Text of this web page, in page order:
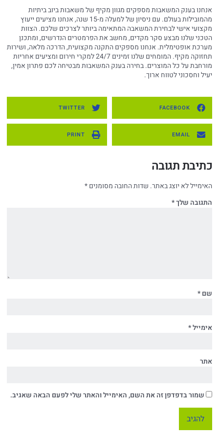
אנחנו בענק המשאבות מספקים מגוון מקיף של משאבות ביוב ביתיות
מהמובילות בעולם. עם ניסיון של למעלה מ-15 שנה, אנחנו מציעים ייעוץ
מקצועי אישי לבחירת המשאבה המתאימה ביותר לצרכים שלכם. הצוות
הטכני שלנו מבצע סקר מקדים, מחשב את הפרמטרים הנדרשים, ומתכנן
מערכת אופטימלית. אנחנו מספקים התקנה מקצועית, הדרכה מלאה, ושירות
תחזוקה מקיף. המומחים שלנו זמינים 24/7 למקרי חירום ומציעים אחריות
מורחבת על כל המוצרים. בחירה בענק המשאבות מבטיחה לכם פתרון אמין,
יעיל וחסכוני לטווח ארוך.
FACEBOOK
TWITTER
EMAIL
PRINT
כתיבת תגובה
האימייל לא יוצג באתר. שדות החובה מסומנים*
התגובה שלך*
שם*
אימייל*
אתר
שמור בדפדפן זה את השם, האימייל והאתר שלי לפעם הבאה שאגיב.